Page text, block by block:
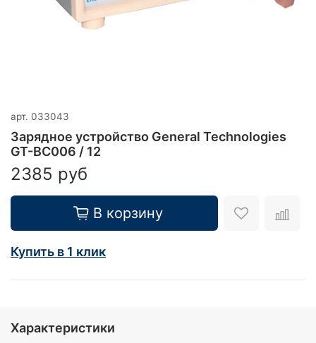
арт. 033043
Зарядное устройство General Technologies
GT-BC006 / 12
2385 руб
В корзину
Купить в 1 клик
Характеристики